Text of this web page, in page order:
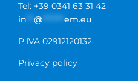
Tel: +39 0341 63 31 42
in
@ ****** em.eu
P.IVA 02912120132
Privacy policy